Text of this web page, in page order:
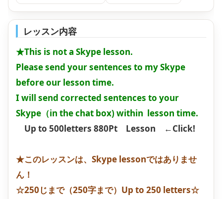
レッスン内容
★This is not a Skype lesson.
​Please send your sentences to my Skype
before our lesson time.
I will send corrected sentences to your
Skype（in the chat box) within lesson time.
Up to 500letters 880Pt Lesson ←Click!
★このレッスンは、Skype lessonではありませ
ん！
☆250じまで（250字まで）Up to 250 letters☆